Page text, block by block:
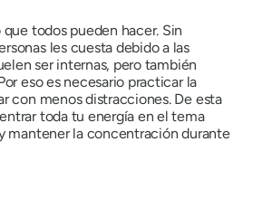
todos pueden hacer. Sin
les cuesta debido a las
ser internas, pero también
eso es necesario practicar la
con menos distracciones. De esta
toda tu energía en el tema
mantener la concentración durante